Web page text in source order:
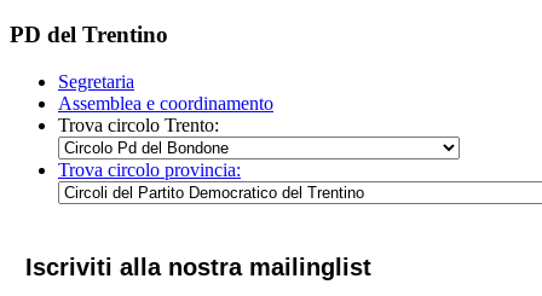
PD del Trentino
Segretaria
Assemblea e coordinamento
Trova circolo Trento:
Trova circolo provincia:
Iscriviti alla nostra mailinglist